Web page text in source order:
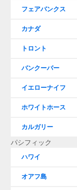
フェアバンクス
カナダ
トロント
バンクーバー
イエローナイフ
ホワイトホース
カルガリー
パシフィック
ハワイ
オアフ島